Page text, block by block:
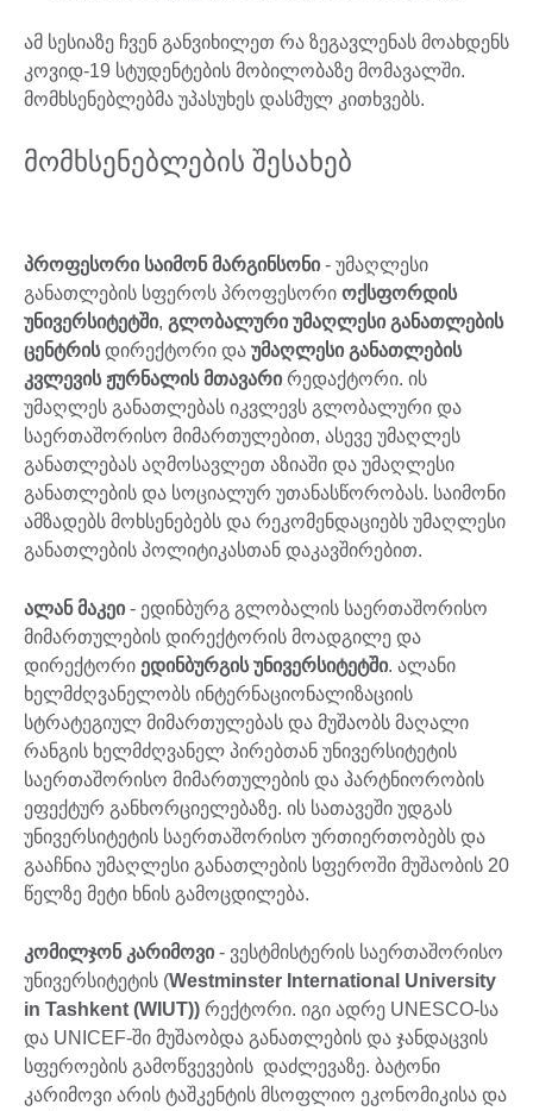
ამ სესიაზე ჩვენ განვიხილეთ რა ზეგავლენას მოახდენს
კოვიდ-19 სტუდენტების მობილობაზე მომავალში.
მომხსენებლებმა უპასუხეს დასმულ კითხვებს.
მომხსენებლების შესახებ
პროფესორი საიმონ მარგინსონი - უმაღლესი
განათლების სფეროს პროფესორი ოქსფორდის
უნივერსიტეტში, გლობალური უმაღლესი განათლების
ცენტრისდირექტორი და უმაღლესი განათლების
კვლევის ჟურნალის მთავარი რედაქტორი. ის
უმაღლეს განათლებას იკვლევს გლობალური და
საერთაშორისო მიმართულებით, ასევე უმაღლეს
განათლებას აღმოსავლეთ აზიაში და უმაღლესი
განათლების და სოციალურ უთანასწორობას. საიმონი
ამზადებს მოხსენებებს და რეკომენდაციებს უმაღლესი
განათლების პოლიტიკასთან დაკავშირებით.
ალან მაკეი - ედინბურგ გლობალის საერთაშორისო
მიმართულების დირექტორის მოადგილე და
დირექტორი ედინბურგის უნივერსიტეტში. ალანი
ხელმძღვანელობს ინტერნაციონალიზაციის
სტრატეგიულ მიმართულებას და მუშაობს მაღალი
რანგის ხელმძღვანელ პირებთან უნივერსიტეტის
საერთაშორისო მიმართულების და პარტნიორობის
ეფექტურ განხორციელებაზე. ის სათავეში უდგას
უნივერსიტეტის საერთაშორისო ურთიერთობებს და
გააჩნია უმაღლესი განათლების სფეროში მუშაობის 20
წელზე მეტი ხნის გამოცდილება.
კომილჯონ კარიმოვი - ვესტმისტერის საერთაშორისო
უნივერსიტეტის (Westminster International University
in Tashkent (WIUT)) რექტორი. იგი ადრე UNESCO-სა
და UNICEF-ში მუშაობდა განათლების და ჯანდაცვის
სფეროების გამოწვევების დაძლევაზე. ბატონი
კარიმოვი არის ტაშკენტის მსოფლიო ეკონომიკისა და